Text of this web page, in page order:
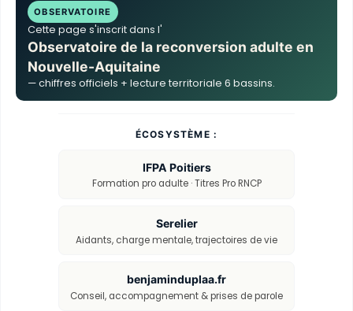
OBSERVATOIRE
Cette page s'inscrit dans l'
Observatoire de la reconversion adulte en
Nouvelle-Aquitaine
— chiffres officiels + lecture territoriale 6 bassins.
ÉCOSYSTÈME :
IFPA Poitiers
Formation pro adulte · Titres Pro RNCP
Serelier
Aidants, charge mentale, trajectoires de vie
benjaminduplaa.fr
Conseil, accompagnement & prises de parole